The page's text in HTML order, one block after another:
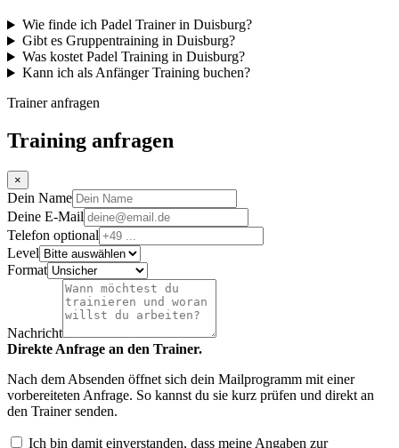
Wie finde ich Padel Trainer in Duisburg?
Gibt es Gruppentraining in Duisburg?
Was kostet Padel Training in Duisburg?
Kann ich als Anfänger Training buchen?
Trainer anfragen
Training anfragen
×
Dein Name
Deine E-Mail
Telefon optional
Level
Format
Nachricht
Direkte Anfrage an den Trainer.
Nach dem Absenden öffnet sich dein Mailprogramm mit einer
vorbereiteten Anfrage. So kannst du sie kurz prüfen und direkt an
den Trainer senden.
Ich bin damit einverstanden, dass meine Angaben zur